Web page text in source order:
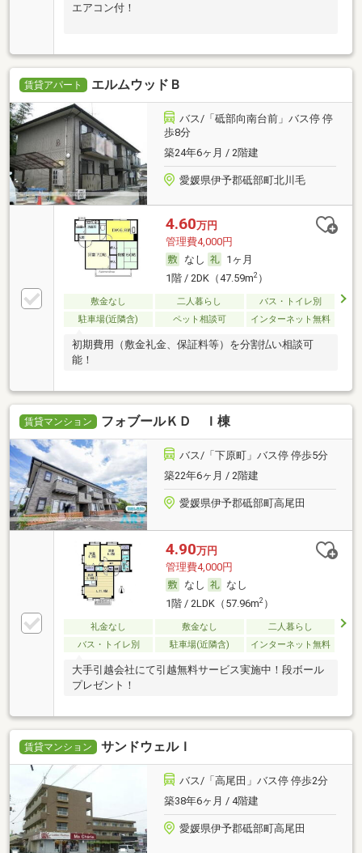
エアコン付！
賃貸アパート エルムウッドＢ
バス/「砥部向南台前」バス停 停
歩8分
築24年6ヶ月 / 2階建
愛媛県伊予郡砥部町北川毛
4.60万円
管理費4,000円
なし
1ヶ月
1階 / 2DK（47.59m2）
敷金なし 二人暮らし
バス・トイレ別
駐車場(近隣含)
ペット相談可 インターネット無料
初期費用（敷金礼金、保証料等）を分割払い相談可
能！
賃貸マンション フォブールＫＤ Ｉ棟
バス/「下原町」バス停 停歩5分
築22年6ヶ月 / 2階建
愛媛県伊予郡砥部町高尾田
4.90万円
管理費4,000円
なし
なし
1階 / 2LDK（57.96m2）
礼金なし 敷金なし
二人暮らし
バス・トイレ別
駐車場(近隣含) インターネット無料
大手引越会社にて引越無料サービス実施中！段ボール
プレゼント！
賃貸マンション サンドウェルＩ
バス/「高尾田」バス停 停歩2分
築38年6ヶ月 / 4階建
愛媛県伊予郡砥部町高尾田